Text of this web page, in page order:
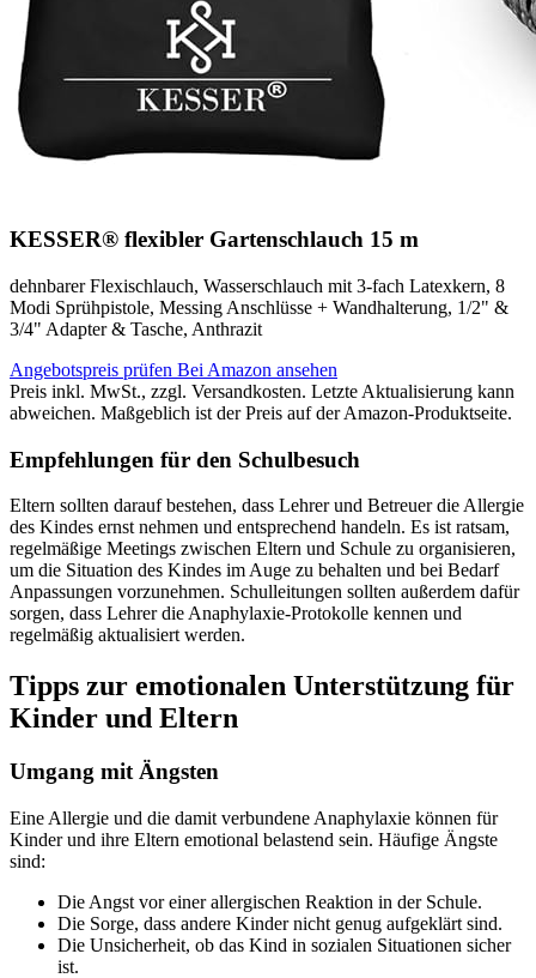
KESSER® flexibler Gartenschlauch 15 m
dehnbarer Flexischlauch, Wasserschlauch mit 3-fach Latexkern, 8
Modi Sprühpistole, Messing Anschlüsse + Wandhalterung, 1/2" &
3/4" Adapter & Tasche, Anthrazit
Angebotspreis prüfen Bei Amazon ansehen
Preis inkl. MwSt., zzgl. Versandkosten. Letzte Aktualisierung kann
abweichen. Maßgeblich ist der Preis auf der Amazon-Produktseite.
Empfehlungen für den Schulbesuch
Eltern sollten darauf bestehen, dass Lehrer und Betreuer die Allergie
des Kindes ernst nehmen und entsprechend handeln. Es ist ratsam,
regelmäßige Meetings zwischen Eltern und Schule zu organisieren,
um die Situation des Kindes im Auge zu behalten und bei Bedarf
Anpassungen vorzunehmen. Schulleitungen sollten außerdem dafür
sorgen, dass Lehrer die Anaphylaxie-Protokolle kennen und
regelmäßig aktualisiert werden.
Tipps zur emotionalen Unterstützung für
Kinder und Eltern
Umgang mit Ängsten
Eine Allergie und die damit verbundene Anaphylaxie können für
Kinder und ihre Eltern emotional belastend sein. Häufige Ängste
sind:
Die Angst vor einer allergischen Reaktion in der Schule.
Die Sorge, dass andere Kinder nicht genug aufgeklärt sind.
Die Unsicherheit, ob das Kind in sozialen Situationen sicher
ist.